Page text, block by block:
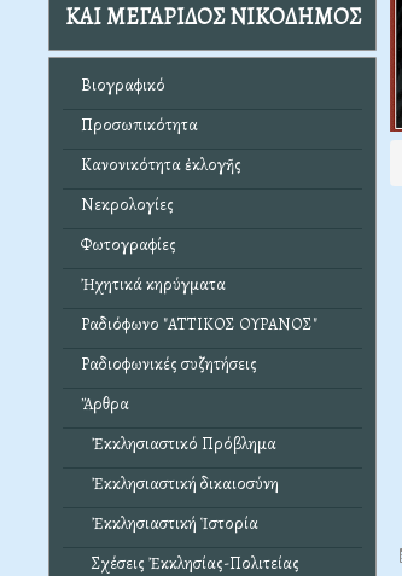
ΚΑΙ ΜΕΓΑΡΙΔΟΣ ΝΙΚΟΔΗΜΟΣ
Βιογραφικό
Προσωπικότητα
Κανονικότητα ἐκλογῆς
Νεκρολογίες
Φωτογραφίες
Ἠχητικά κηρύγματα
Ραδιόφωνο "ΑΤΤΙΚΟΣ ΟΥΡΑΝΟΣ"
Ραδιοφωνικές συζητήσεις
Ἄρθρα
Ἐκκλησιαστικό Πρόβλημα
Ἐκκλησιαστική δικαιοσύνη
Ἐκκλησιαστική Ἱστορία
Σχέσεις Ἐκκλησίας-Πολιτείας